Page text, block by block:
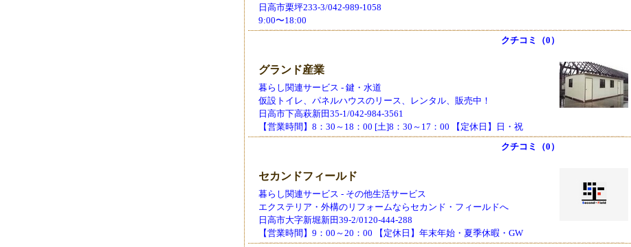
日高市栗坪233-3/042-989-1058
9:00〜18:00
クチコミ（0）
グランド産業
暮らし関連サービス - 鍵・水道
仮設トイレ、パネルハウスのリース、レンタル、販売中！
日高市下高萩新田35-1/042-984-3561
【営業時間】8：30～18：00 [土]8：30～17：00 【定休日】日・祝
クチコミ（0）
セカンドフィールド
暮らし関連サービス - その他生活サービス
エクステリア・外構のリフォームならセカンド・フィールドへ
日高市大字新堀新田39-2/0120-444-288
【営業時間】9：00～20：00 【定休日】年末年始・夏季休暇・GW